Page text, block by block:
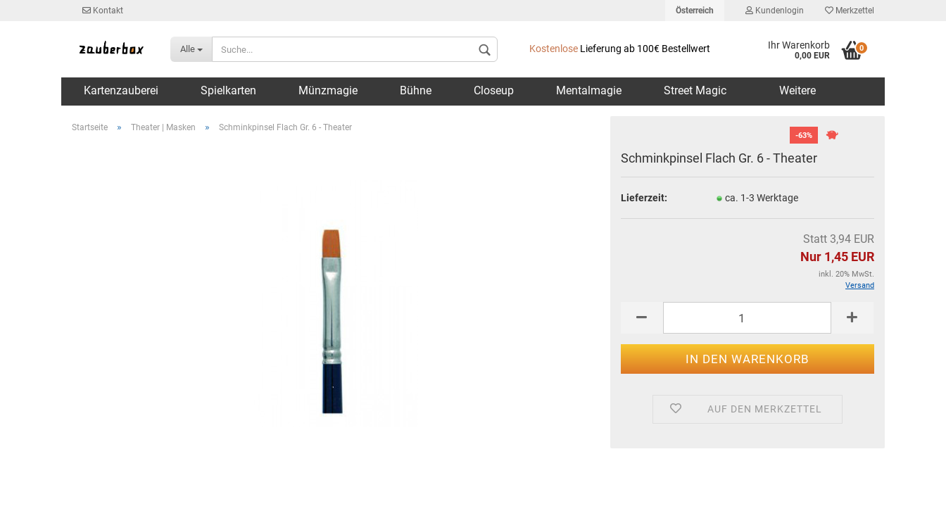
Kontakt Österreich
Lieferland
Kundenlogin
Konto erstellen
Merkzettel
Alle Kostenlose Lieferung ab 100€ Bestellwert Ihr Warenkorb
0,00 EUR
0
Kartenzauberei Spielkarten Münzmagie Bühne Closeup Mentalmagie Street Magic Weitere
Startseite » Theater | Masken » Schminkpinsel Flach Gr. 6 - Theater
-63%
Schminkpinsel Flach Gr. 6 - Theater
Lieferzeit: ca. 1-3 Werktage
Statt 3,94 EUR
Nur 1,45 EUR
inkl. 20% MwSt.
Versand
AUF DEN MERKZETTEL